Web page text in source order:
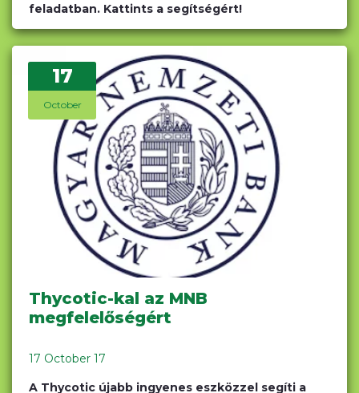
feladatban. Kattints a segítségért!
17
October
Thycotic-kal az MNB
megfelelőségért
17 October 17
A Thycotic újabb ingyenes eszközzel segíti a